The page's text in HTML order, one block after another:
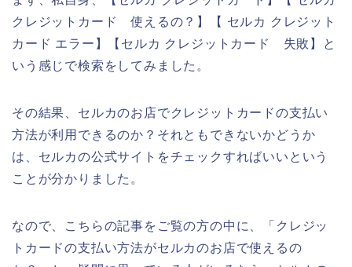
クレジットカード 使えるの？】【 セルカ クレジット
カード エラー】【セルカ クレジットカード 失敗】と
いう感じで検索をしてみました。
その結果、セルカのお店でクレジットカードの支払い
方法が利用できるのか？それともできないかどうか
は、セルカの公式サイトをチェックすればいいという
ことが分かりました。
なので、こちらの記事をご覧の方の中に、「クレジッ
トカードの支払い方法がセルカのお店で使えるの